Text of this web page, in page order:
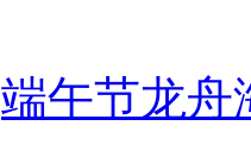
端午节龙舟